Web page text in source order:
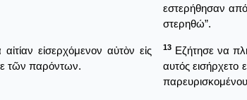
εστερήθησαν
στερηθώ”.
εἰσερχόμενον αὐτὸν εἰς
τῶν παρόντων.
13 Εζήτησε να
αυτός εισήρχετο